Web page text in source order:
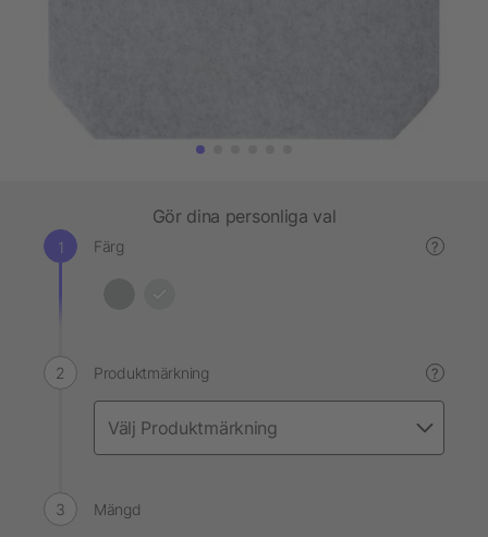
Gör dina personliga val
Färg ?
Produktmärkning ?
Mängd